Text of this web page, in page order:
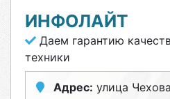
ИНФОЛАЙТ
Даем гарантию
техники
Адрес: улица